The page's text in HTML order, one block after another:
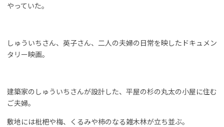
やっていた。
しゅういちさん、英子さん、二人の夫婦の日常を映したドキュメン
タリー映画。
建築家のしゅういちさんが設計した、平屋の杉の丸太の小屋に住む
ご夫婦。
敷地には枇杷や梅、くるみや柿のなる雑木林が立ち並ぶ。